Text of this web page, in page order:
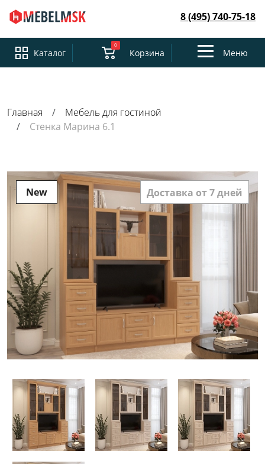
8 (495) 740-75-18
Каталог
0
Корзина
ToggleМеню
Главная
Мебель для гостиной
Стенка Марина 6.1
New Доставка от 7 дней